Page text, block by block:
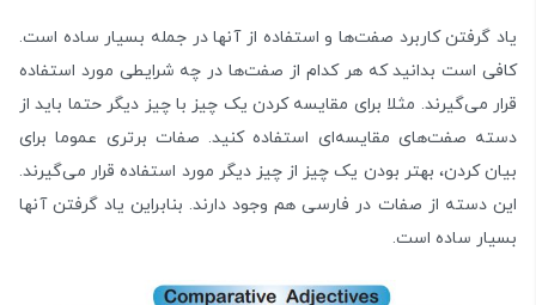
یاد گرفتن کاربرد صفت‌ها و استفاده از آنها در جمله بسیار ساده است.
کافی است بدانید که هر کدام از صفت‌ها در چه شرایطی مورد استفاده
قرار می‌گیرند. مثلا برای مقایسه کردن یک چیز با چیز دیگر حتما باید از
دسته صفت‌های مقایسه‌ای استفاده کنید. صفات برتری عموما برای
بیان کردن، بهتر بودن یک چیز از چیز دیگر مورد استفاده قرار می‌گیرند.
این دسته از صفات‌ در فارسی هم وجود دارند. بنابراین یاد گرفتن آنها
بسیار ساده است.